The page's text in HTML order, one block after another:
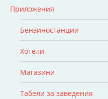
Приложения
Бензиностанции
Хотели
Магазини
Табели за заведения